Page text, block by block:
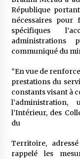
5
5
Un
5
République
nécessaires pour
spécifiques
administrations
communiqué du
“En vue de
prestations du
constants visant à
l’Intérieur, des
du
Territoire,
rappelé les